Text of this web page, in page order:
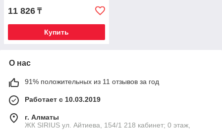
11 826 ₸
Купить
О нас
91% положительных из 11 отзывов за год
Работает с 10.03.2019
г. Алматы
​ЖК SIRIUS​ ул. Айтиева, 154/1​ 218 кабинет; 0 этаж,